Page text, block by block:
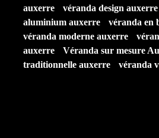
auxerre
véranda design auxerre
aluminium auxerre
véranda en
véranda moderne auxerre
auxerre
Véranda sur mesure
traditionnelle auxerre
véranda